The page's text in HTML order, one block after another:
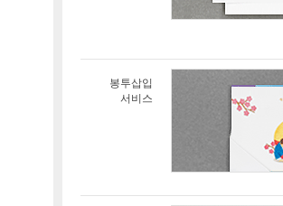
봉투삽입
서비스